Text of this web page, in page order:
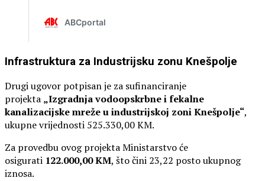
Infrastruktura za Industrijsku zonu Knešpolje
Drugi ugovor potpisan je za sufinanciranje
projekta „Izgradnja vodoopskrbne i fekalne
kanalizacijske mreže u industrijskoj zoni Knešpolje“,
ukupne vrijednosti 525.330,00 KM.
Za provedbu ovog projekta Ministarstvo će
osigurati 122.000,00 KM, što čini 23,22 posto ukupnog
iznosa.